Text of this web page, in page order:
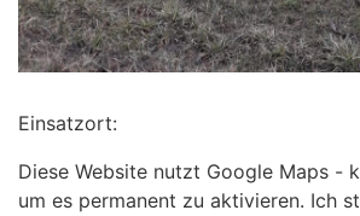
Einsatzort:
Diese Website nutzt Google Maps -
um es permanent zu aktivieren. Ich